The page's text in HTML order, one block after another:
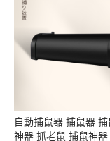
自動捕鼠器 捕鼠器
神器 抓老鼠 捕鼠神